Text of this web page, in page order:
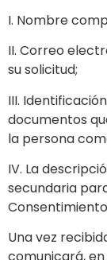
I. Nombre
II. Correo
su solicitud;
III.
documentos
la persona
IV. La
secundaria
Una vez